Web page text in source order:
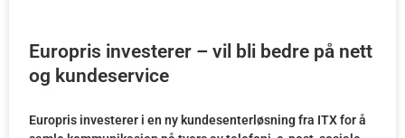
Europris investerer – vil bli bedre på nett
og kundeservice
Europris investerer i en ny kundesenterløsning fra ITX for å